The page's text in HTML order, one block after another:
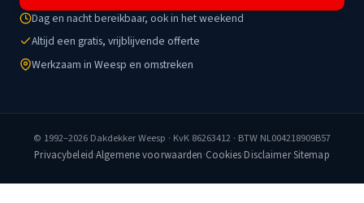
Dag en nacht bereikbaar, ook in het weekend
Altijd een gratis, vrijblijvende offerte
Werkzaam in Weesp en omstreken
© 1992–2026 Dakdekker Weesp · KvK 86263412 · BTW NL004218909B57
Privacybeleid·Algemene voorwaarden·Cookies·Disclaimer·Sitemap